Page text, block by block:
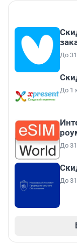
До 31
До 1
До
До 31